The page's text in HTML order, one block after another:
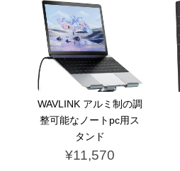
WAVLINK アルミ制の調
整可能なノートpc用ス
タンド
¥11,570